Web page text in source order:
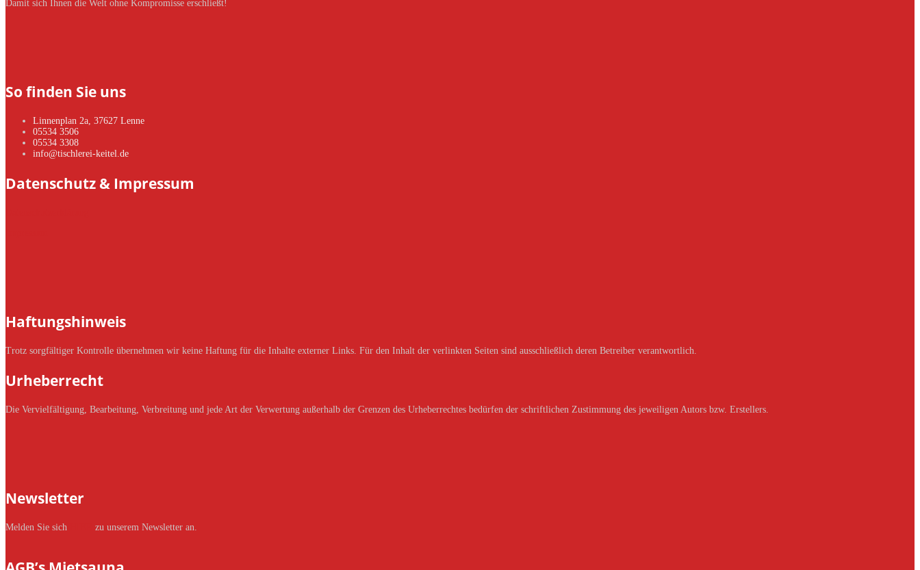
Damit sich Ihnen die Welt ohne Kompromisse erschließt!
So finden Sie uns
Linnenplan 2a, 37627 Lenne
05534 3506
05534 3308
info@tischlerei-keitel.de
Datenschutz & Impressum
Haftungshinweis
Trotz sorgfältiger Kontrolle übernehmen wir keine Haftung für die Inhalte externer Links. Für den Inhalt der verlinkten Seiten sind ausschließlich deren Betreiber verantwortlich.
Urheberrecht
Die Vervielfältigung, Bearbeitung, Verbreitung und jede Art der Verwertung außerhalb der Grenzen des Urheberrechtes bedürfen der schriftlichen Zustimmung des jeweiligen Autors bzw. Erstellers.
Newsletter
Melden Sie sich zu unserem Newsletter an.